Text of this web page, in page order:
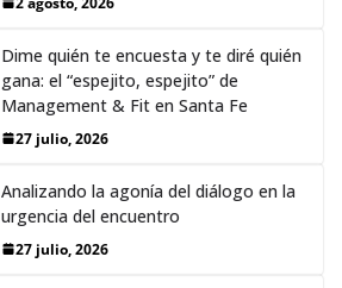
Dime quién te encuesta y te diré quién
gana: el “espejito, espejito” de
Management & Fit en Santa Fe
27 julio, 2026
Analizando la agonía del diálogo en la
urgencia del encuentro
27 julio, 2026